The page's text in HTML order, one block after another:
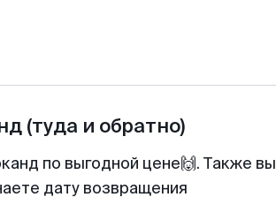
(туда и обратно)
по выгодной цене🙌. Также вы
дату возвращения